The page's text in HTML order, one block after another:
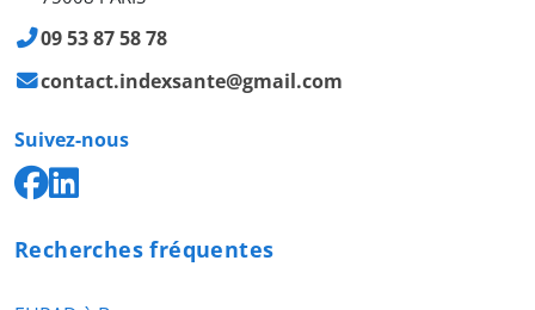
09 53 87 58 78
contact.indexsante@gmail.com
Suivez-nous
Recherches fréquentes